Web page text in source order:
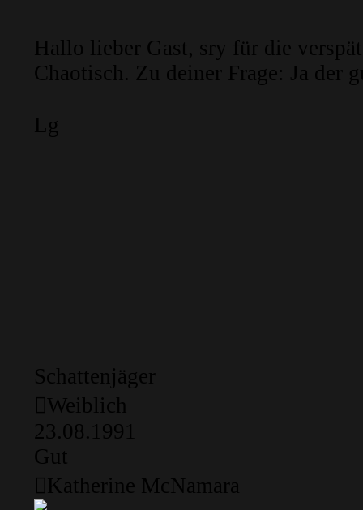
Hallo lieber Gast, sry für die
Chaotisch. Zu deiner Frage: Ja der
Lg
Schattenjäger
Weiblich
23.08.1991
Gut
Katherine McNamara